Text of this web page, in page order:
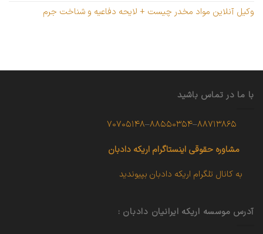
وکیل آنلاین مواد مخدر چیست + لایحه دفاعیه و شناخت جرم
با ما در تماس باشید
۸۸۷۱۳۸۶۵–۸۸۵۵۰۳۵۴–۷۰۷۰۵۱۴۸
مشاوره حقوقی اینستاگرام اریکه دادبان
به کانال تلگرام اریکه دادبان بپیوندید
آدرس موسسه اریکه ایرانیان دادبان :